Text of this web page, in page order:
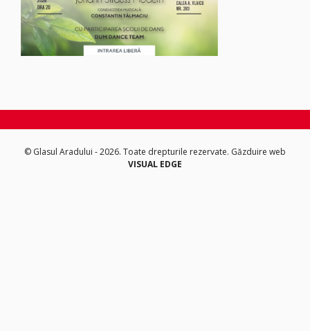
© Glasul Aradului - 2026. Toate drepturile rezervate. Găzduire web
VISUAL EDGE